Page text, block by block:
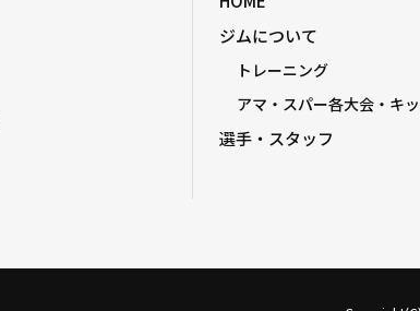
ジムについて
トレーニング
アマ・スパー各大会・キ
選手・スタッフ